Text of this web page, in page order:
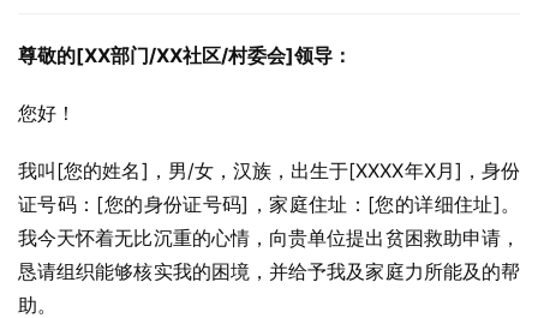
尊敬的[XX部门/XX社区/村委会]领导：
您好！
我叫[您的姓名]，男/女，汉族，出生于[XXXX年X月]，身份
证号码：[您的身份证号码]，家庭住址：[您的详细住址]。
我今天怀着无比沉重的心情，向贵单位提出贫困救助申请，
恳请组织能够核实我的困境，并给予我及家庭力所能及的帮
助。